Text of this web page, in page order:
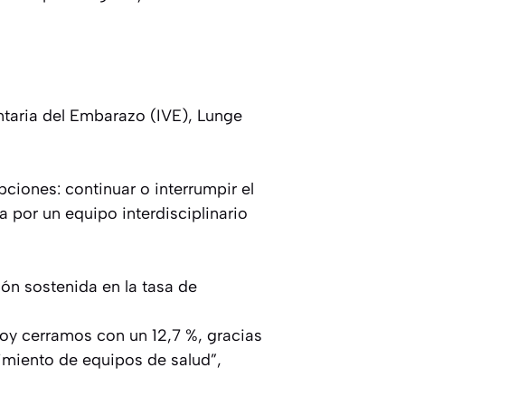
del Embarazo (IVE), Lunge
continuar o interrumpir el
por un equipo interdisciplinario
sostenida en la tasa de
cerramos con un 12,7 %, gracias
de equipos de salud”,